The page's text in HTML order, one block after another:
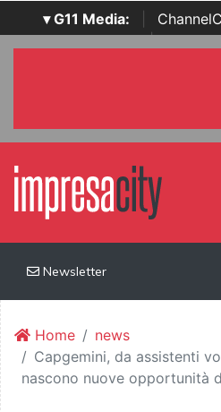
▾ G11 Media:
SecurityOpenLab | Italian
Newsletter
Home
news
Capgemini, da assistenti
nascono nuove opportunità